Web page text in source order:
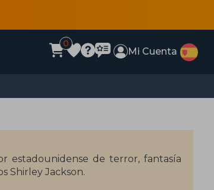
0
Mi Cuenta
estadounidense de terror, fantasía
Shirley Jackson.